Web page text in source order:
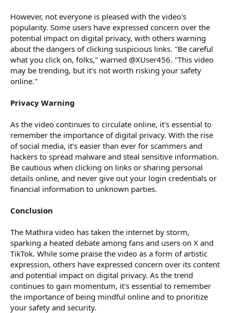
However, not everyone is pleased with the video's
popularity. Some users have expressed concern over the
potential impact on digital privacy, with others warning
about the dangers of clicking suspicious links. "Be careful
what you click on, folks," warned @XUser456. "This video
may be trending, but it's not worth risking your safety
online."
Privacy Warning
As the video continues to circulate online, it's essential to
remember the importance of digital privacy. With the rise
of social media, it's easier than ever for scammers and
hackers to spread malware and steal sensitive information.
Be cautious when clicking on links or sharing personal
details online, and never give out your login credentials or
financial information to unknown parties.
Conclusion
The Mathira video has taken the internet by storm,
sparking a heated debate among fans and users on X and
TikTok. While some praise the video as a form of artistic
expression, others have expressed concern over its content
and potential impact on digital privacy. As the trend
continues to gain momentum, it's essential to remember
the importance of being mindful online and to prioritize
your safety and security.